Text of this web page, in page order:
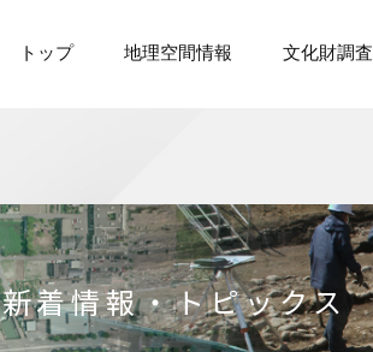
トップ 地理空間情報 文化財調査
新着情報・トピックス